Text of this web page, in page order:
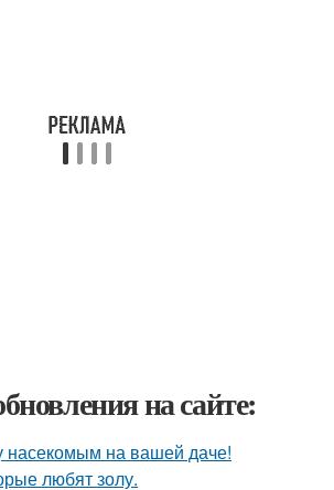
на сайте:
насекомым на вашей даче!
любят золу.